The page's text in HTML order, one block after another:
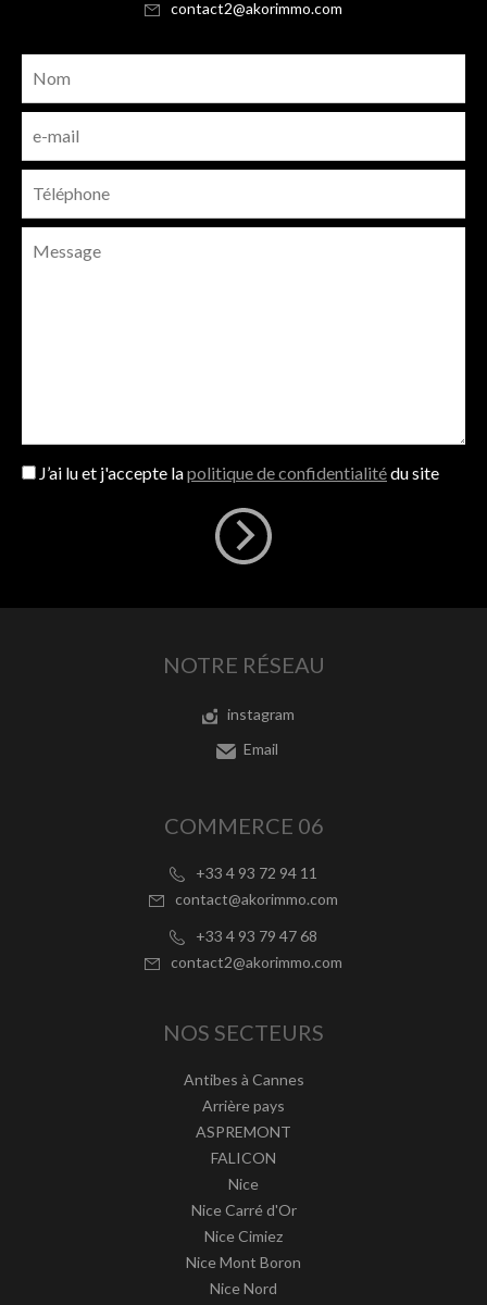
contact2@akorimmo.com
J’ai lu et j'accepte lapolitique de confidentialitédu site
NOTRE RÉSEAU
instagram
Email
COMMERCE 06
+33 4 93 72 94 11
contact@akorimmo.com
+33 4 93 79 47 68
contact2@akorimmo.com
NOS SECTEURS
Antibes à Cannes
Arrière pays
ASPREMONT
FALICON
Nice
Nice Carré d'Or
Nice Cimiez
Nice Mont Boron
Nice Nord